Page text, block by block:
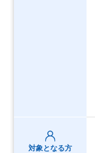
対象となる方